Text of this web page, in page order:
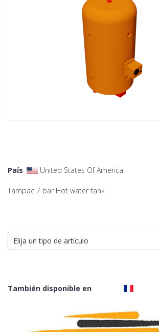
País United States Of America
Tampac 7 bar Hot water tank
Elija un tipo de artículo
También disponible en